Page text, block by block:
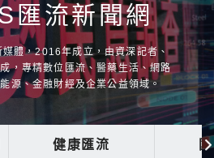
匯流新聞網
媒體，2016年成立，由資深記者、
，專精數位匯流、醫藥生活、網路
源、金融財經及企業公益領域。
健康匯流